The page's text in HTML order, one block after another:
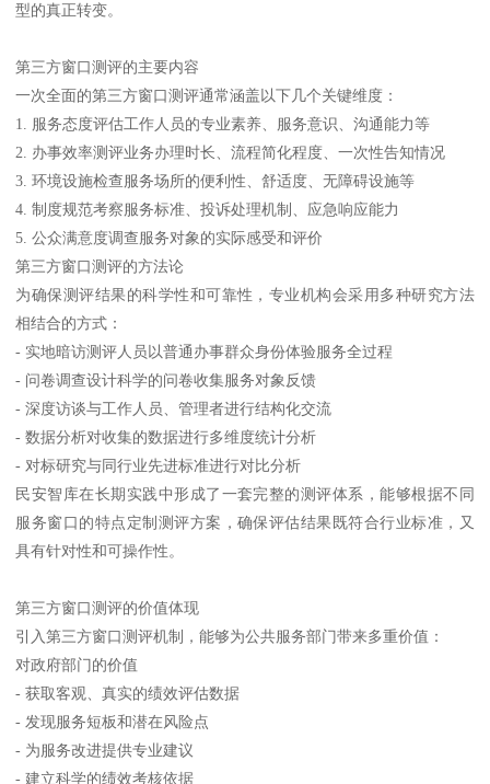
型的真正转变。
第三方窗口测评的主要内容
一次全面的第三方窗口测评通常涵盖以下几个关键维度：
1. 服务态度评估工作人员的专业素养、服务意识、沟通能力等
2. 办事效率测评业务办理时长、流程简化程度、一次性告知情况
3. 环境设施检查服务场所的便利性、舒适度、无障碍设施等
4. 制度规范考察服务标准、投诉处理机制、应急响应能力
5. 公众满意度调查服务对象的实际感受和评价
第三方窗口测评的方法论
为确保测评结果的科学性和可靠性，专业机构会采用多种研究方法
相结合的方式：
- 实地暗访测评人员以普通办事群众身份体验服务全过程
- 问卷调查设计科学的问卷收集服务对象反馈
- 深度访谈与工作人员、管理者进行结构化交流
- 数据分析对收集的数据进行多维度统计分析
- 对标研究与同行业先进标准进行对比分析
民安智库在长期实践中形成了一套完整的测评体系，能够根据不同
服务窗口的特点定制测评方案，确保评估结果既符合行业标准，又
具有针对性和可操作性。
第三方窗口测评的价值体现
引入第三方窗口测评机制，能够为公共服务部门带来多重价值：
对政府部门的价值
- 获取客观、真实的绩效评估数据
- 发现服务短板和潜在风险点
- 为服务改进提供专业建议
- 建立科学的绩效考核依据